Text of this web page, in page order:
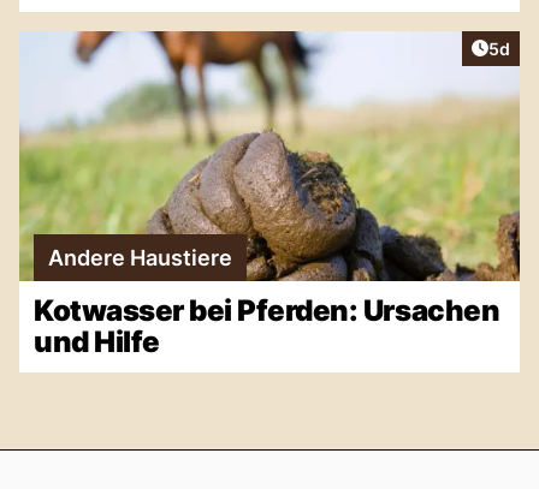
5d
Andere Haustiere
Kotwasser bei Pferden: Ursachen
und Hilfe